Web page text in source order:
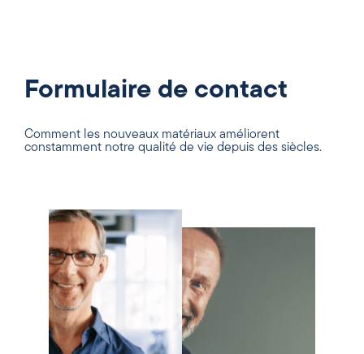
Formulaire de contact
Comment les nouveaux matériaux améliorent
constamment notre qualité de vie depuis des siècles.